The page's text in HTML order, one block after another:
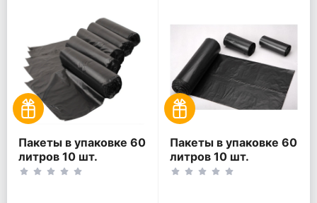
Пакеты в упаковке 60
литров 10 шт.
(10шт*5рул)
Пакеты в упаковке 60
литров 10 шт.
(10шт*3рул)